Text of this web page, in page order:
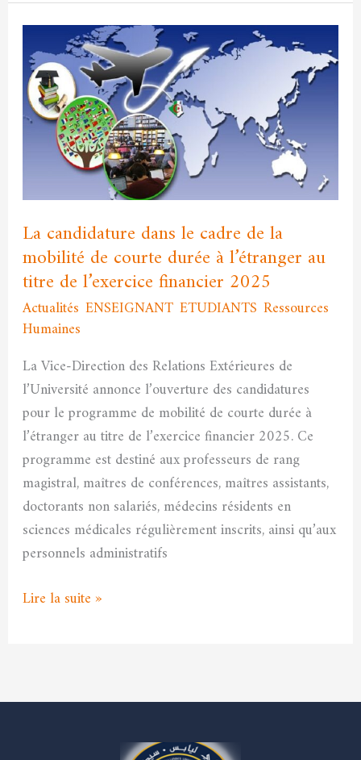
La candidature dans le cadre de la
mobilité de courte durée à l’étranger au
titre de l’exercice financier 2025
Actualités ENSEIGNANT, ETUDIANTS Ressources
Humaines
La Vice-Direction des Relations Extérieures de
l’Université annonce l’ouverture des candidatures
pour le programme de mobilité de courte durée à
l’étranger au titre de l’exercice financier 2025. Ce
programme est destiné aux professeurs de rang
magistral, maîtres de conférences, maîtres assistants,
doctorants non salariés, médecins résidents en
sciences médicales régulièrement inscrits, ainsi qu’aux
personnels administratifs
candidature
dans
le
cadre
mobilité
de
courte
durée
à
l’étranger
au
titre
de
l’exercice
financier
2025
Lire la suite »